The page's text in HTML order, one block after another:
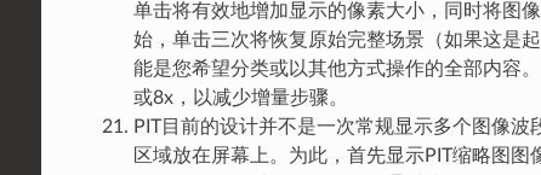
单击将有效地增加显示的像素大小，同时将图
始，单击三次将恢复原始完整场景（如果这是
能是您希望分类或以其他方式操作的全部内容
或8x，以减少增量步骤。
PIT目前的设计并不是一次常规显示多个图像
区域放在屏幕上。为此，首先显示PIT缩略图